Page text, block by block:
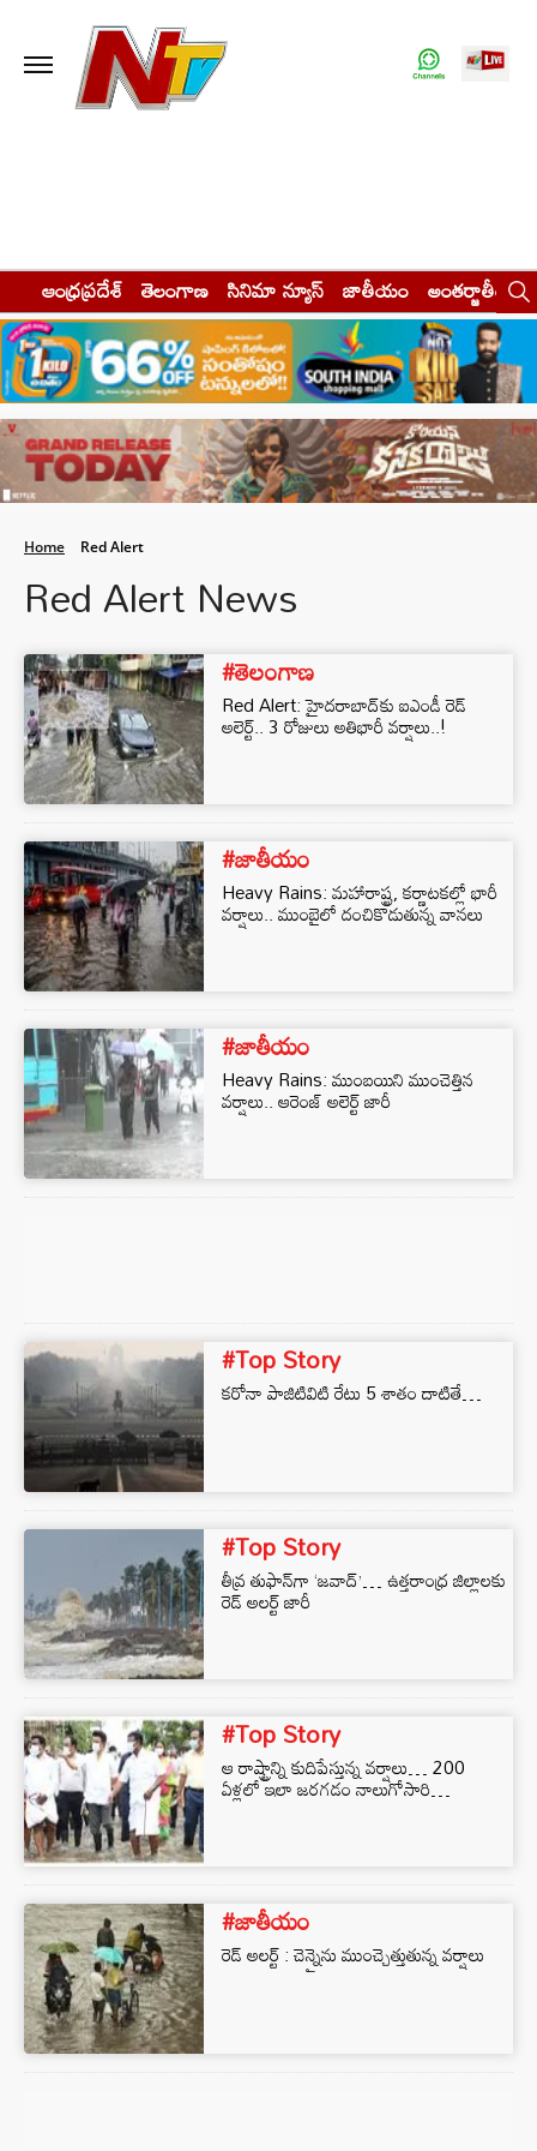
ఆంధ్రప్రదేశ్ తెలంగాణ సినిమా న్యూస్ జాతీయం అంతర్జాతీయం
Home Red Alert
Red Alert News
#తెలంగాణ
Red Alert: హైదరాబాద్‌కు ఐఎండీ రెడ్‌
అలెర్ట్.. 3 రోజులు అతిభారీ వర్షాలు..!
#జాతీయం
Heavy Rains: మహారాష్ట్ర, కర్ణాటకల్లో భారీ
వర్షాలు.. ముంబైలో దంచికొడుతున్న వానలు
#జాతీయం
Heavy Rains: ముంబయిని ముంచెత్తిన
వర్షాలు.. ఆరెంజ్ అలెర్ట్ జారీ
#Top Story
క‌రోనా పాజిటివిటి రేటు 5 శాతం దాటితే…
#Top Story
తీవ్ర తుఫాన్‌గా ‘జవాద్’… ఉత్తరాంధ్ర జిల్లాలకు
రెడ్ అలర్ట్ జారీ
#Top Story
ఆ రాష్ట్రాన్ని కుదిపేస్తున్న వ‌ర్షాలు… 200
ఏళ్లలో ఇలా జ‌ర‌గ‌డం నాలుగోసారి…
#జాతీయం
రెడ్ అలర్ట్ : చెన్నైను ముంచ్చెత్తుతున్న వర్షాలు